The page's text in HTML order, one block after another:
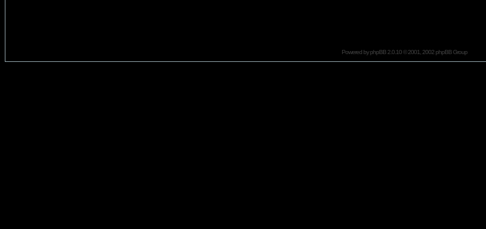
Powered byphpBB2.0.10 © 2001, 2002 phpBB Group